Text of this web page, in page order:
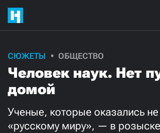
СЮЖЕТЫ ОБЩЕСТВО
Человек наук. Нет
домой
Ученые, которые оказались
«русскому миру», — в
Поддержите
нашу
Ежемесячно
3000